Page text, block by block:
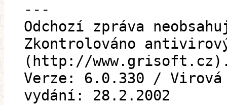
---
Odchozí zpráva
Zkontrolováno
(http://
Verze: 6.0.330 / Virová
vydání: 28.2.2002